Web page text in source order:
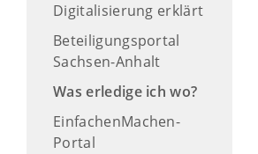
Digitalisierung erklärt
Beteiligungsportal
Sachsen-Anhalt
Was erledige ich wo?
EinfachenMachen-
Portal